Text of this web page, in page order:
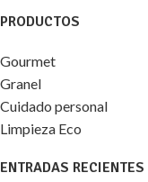
PRODUCTOS
Gourmet
Granel
Cuidado personal
Limpieza Eco
ENTRADAS RECIENTES